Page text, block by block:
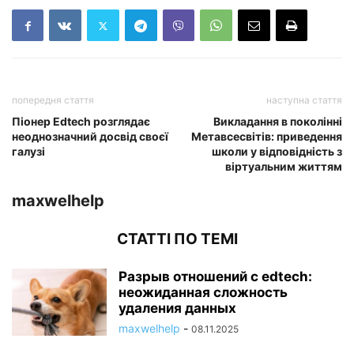
попередня стаття
Піонер Edtech розглядає
неоднозначний досвід своєї
галузі
наступна стаття
Викладання в поколінні
Метавсесвітів: приведення
школи у відповідність з
віртуальним життям
maxwelhelp
СТАТТІ ПО ТЕМІ
Разрыв отношений с edtech:
неожиданная сложность
удаления данных
maxwelhelp - 08.11.2025